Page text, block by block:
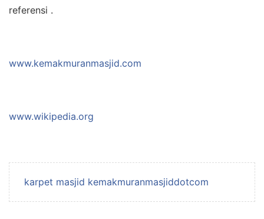
referensi .
www.kemakmuranmasjid.com
www.wikipedia.org
karpet masjid kemakmuranmasjiddotcom